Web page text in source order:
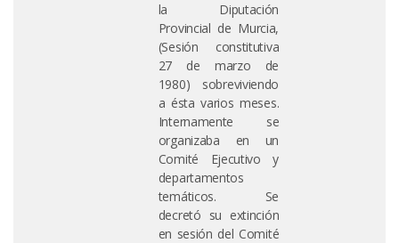
la Diputación
Provincial de Murcia,
(Sesión constitutiva
27 de marzo de
1980) sobreviviendo
a ésta varios meses.
Internamente se
organizaba en un
Comité Ejecutivo y
departamentos
temáticos. Se
decretó su extinción
en sesión del Comité